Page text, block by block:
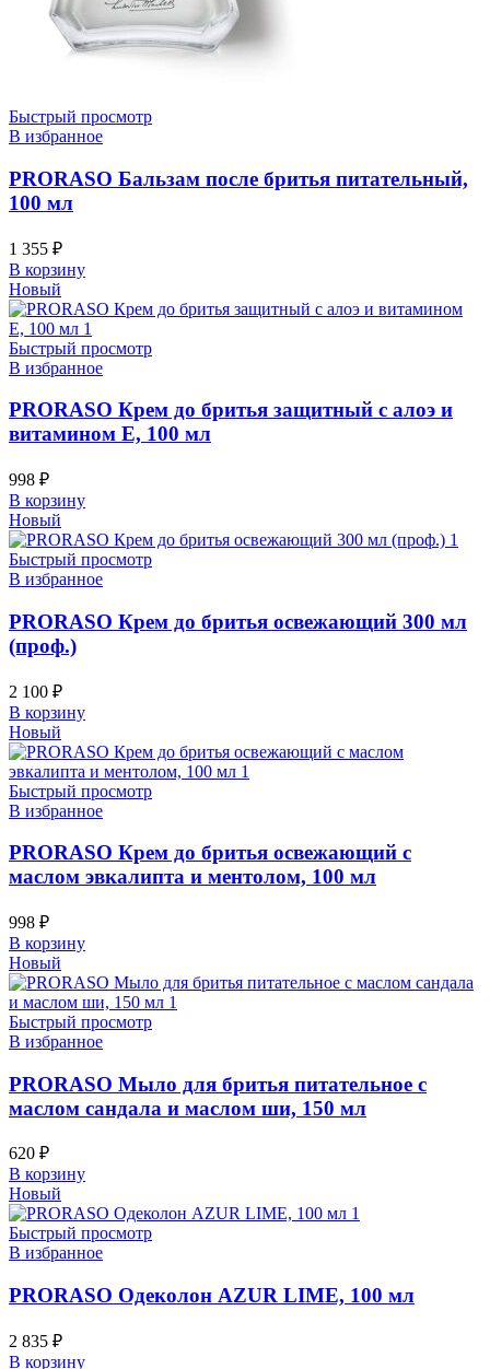
Быстрый просмотр
В избранное
PRORASO Бальзам после бритья питательный,
100 мл
1 355 ₽
В корзину
Новый
Быстрый просмотр
В избранное
PRORASO Крем до бритья защитный с алоэ и
витамином Е, 100 мл
998 ₽
В корзину
Новый
Быстрый просмотр
В избранное
PRORASO Крем до бритья освежающий 300 мл
(проф.)
2 100 ₽
В корзину
Новый
Быстрый просмотр
В избранное
PRORASO Крем до бритья освежающий с
маслом эвкалипта и ментолом, 100 мл
998 ₽
В корзину
Новый
Быстрый просмотр
В избранное
PRORASO Мыло для бритья питательное с
маслом сандала и маслом ши, 150 мл
620 ₽
В корзину
Новый
Быстрый просмотр
В избранное
PRORASO Одеколон AZUR LIME, 100 мл
2 835 ₽
В корзину